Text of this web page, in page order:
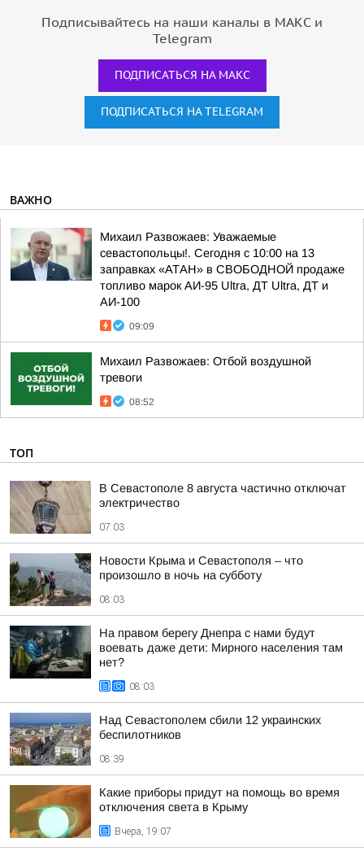
Подписывайтесь на наши каналы в МАКС и
Telegram
ПОДПИСАТЬСЯ НА МАКС
ПОДПИСАТЬСЯ НА TELEGRAM
ВАЖНО
Михаил Развожаев: Уважаемые
севастопольцы!. Сегодня с 10:00 на 13
заправках «АТАН» в СВОБОДНОЙ продаже
топливо марок АИ-95 Ultra, ДТ Ultra, ДТ и
АИ-100
09:09
Михаил Развожаев: Отбой воздушной
тревоги
08:52
ТОП
В Севастополе 8 августа частично отключат
электричество
07:03
Новости Крыма и Севастополя – что
произошло в ночь на субботу
08:03
На правом берегу Днепра с нами будут
воевать даже дети: Мирного населения там
нет?
08:03
Над Севастополем сбили 12 украинских
беспилотников
08:39
Какие приборы придут на помощь во время
отключения света в Крыму
Вчера, 19:07